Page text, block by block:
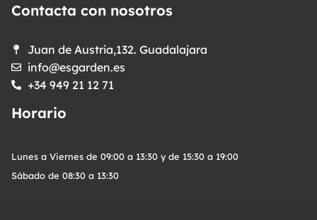
Contacta con nosotros
Juan de Austria,132. Guadalajara
info@esgarden.es
+34 949 21 12 71
Horario
Lunes a Viernes de 09:00 a 13:30 y de 15:30 a 19:00
Sábado de 08:30 a 13:30